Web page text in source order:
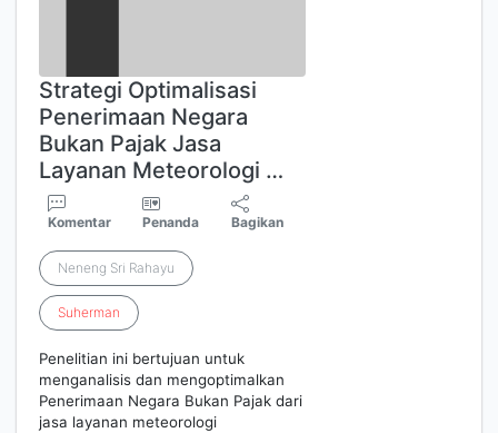
Strategi Optimalisasi
Penerimaan Negara
Bukan Pajak Jasa
Layanan Meteorologi …
Komentar Penanda Bagikan
Neneng Sri Rahayu
Suherman
Penelitian ini bertujuan untuk
menganalisis dan mengoptimalkan
Penerimaan Negara Bukan Pajak dari
jasa layanan meteorologi